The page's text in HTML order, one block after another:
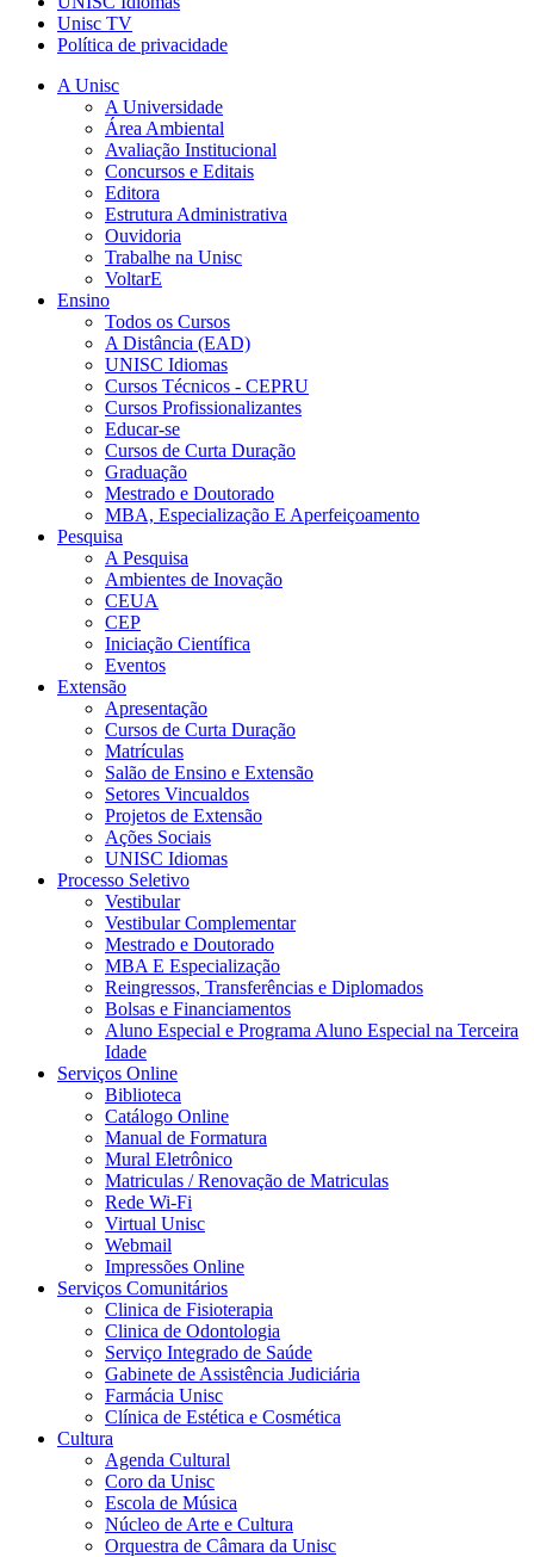
Unisc TV
Política de privacidade
A Unisc
A Universidade
Área Ambiental
Avaliação Institucional
Concursos e Editais
Editora
Estrutura Administrativa
Ouvidoria
Trabalhe na Unisc
VoltarE
Ensino
Todos os Cursos
A Distância (EAD)
UNISC Idiomas
Cursos Técnicos - CEPRU
Cursos Profissionalizantes
Educar-se
Cursos de Curta Duração
Graduação
Mestrado e Doutorado
MBA, Especialização E Aperfeiçoamento
Pesquisa
A Pesquisa
Ambientes de Inovação
CEUA
CEP
Iniciação Científica
Eventos
Extensão
Apresentação
Cursos de Curta Duração
Matrículas
Salão de Ensino e Extensão
Setores Vincualdos
Projetos de Extensão
Ações Sociais
UNISC Idiomas
Processo Seletivo
Vestibular
Vestibular Complementar
Mestrado e Doutorado
MBA E Especialização
Reingressos, Transferências e Diplomados
Bolsas e Financiamentos
Aluno Especial e Programa Aluno Especial na Terceira
Idade
Serviços Online
Biblioteca
Catálogo Online
Manual de Formatura
Mural Eletrônico
Matriculas / Renovação de Matriculas
Rede Wi-Fi
Virtual Unisc
Webmail
Impressões Online
Serviços Comunitários
Clinica de Fisioterapia
Clinica de Odontologia
Serviço Integrado de Saúde
Gabinete de Assistência Judiciária
Farmácia Unisc
Clínica de Estética e Cosmética
Cultura
Agenda Cultural
Coro da Unisc
Escola de Música
Núcleo de Arte e Cultura
Orquestra de Câmara da Unisc